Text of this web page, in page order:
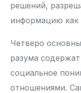
решений,
информацию как
Четверо
разума
социальное
отношениями.